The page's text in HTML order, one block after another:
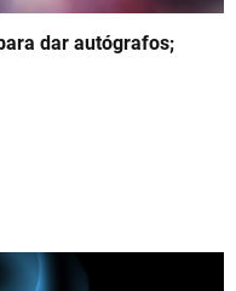
dar autógrafos;